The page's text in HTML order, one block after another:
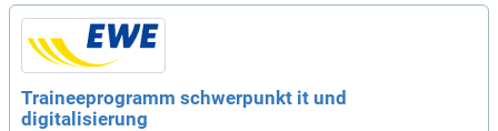
Traineeprogramm schwerpunkt it und
digitalisierung